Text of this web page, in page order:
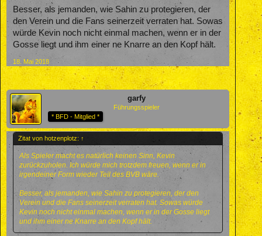
Besser, als jemanden, wie Sahin zu protegieren, der
den Verein und die Fans seinerzeit verraten hat. Sowas
würde Kevin noch nicht einmal machen, wenn er in der
Gosse liegt und ihm einer ne Knarre an den Kopf hält.
18. Mai 2018
garfy
Führungsspieler
* BFD - Mitglied *
Zitat von hotzenplotz: ↑
Als Spieler macht es natürlich keinen Sinn, Kevin
zurückzuholen. Ich würde mich trotzdem freuen, wenn er in
irgendeiner Form wieder Teil des BVB wäre.
Besser, als jemanden, wie Sahin zu protegieren, der den
Verein und die Fans seinerzeit verraten hat. Sowas würde
Kevin noch nicht einmal machen, wenn er in der Gosse liegt
und ihm einer ne Knarre an den Kopf hält.